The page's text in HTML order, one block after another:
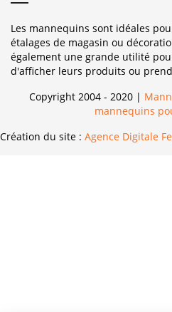
Les mannequins sont idéales
étalages de magasin ou
également une grande utilité
d'afficher leurs produits ou
Copyright 2004 - 2020 |
mannequins
Création du site : Agence Digitale